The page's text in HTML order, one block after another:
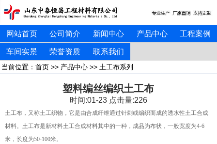
网站首页 公司简介 新闻中心 产品中心 工程案例
车间实景 荣誉资质 联系我们
当前位置： 首页 >> 产品中心 >> 土工布系列
塑料编丝编织土工布
时间:01-23 点击量:226
土工布，又称土工织物，它是由合成纤维通过针刺或编织而成的透水性土工合成
材料。土工布是新材料土工合成材料其中的一种，成品为布状，一般宽度为4-6
米，长度为50-100米。